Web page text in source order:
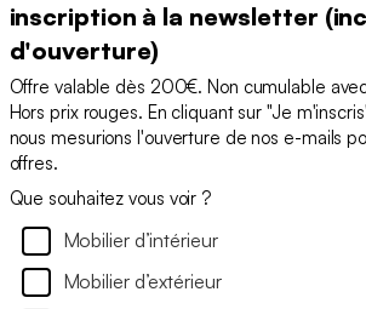
inscription à la newsletter
d'ouverture)
Offre valable dès 200€. Non cumulable
Hors prix rouges. En cliquant sur "Je
nous mesurions l'ouverture de nos e-mails
offres.
Que souhaitez vous voir ?
Mobilier d’intérieur
Mobilier d’extérieur